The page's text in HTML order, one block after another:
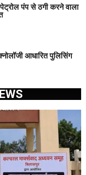
पंप से ठगी करने वाला
आधारित पुलिसिंग